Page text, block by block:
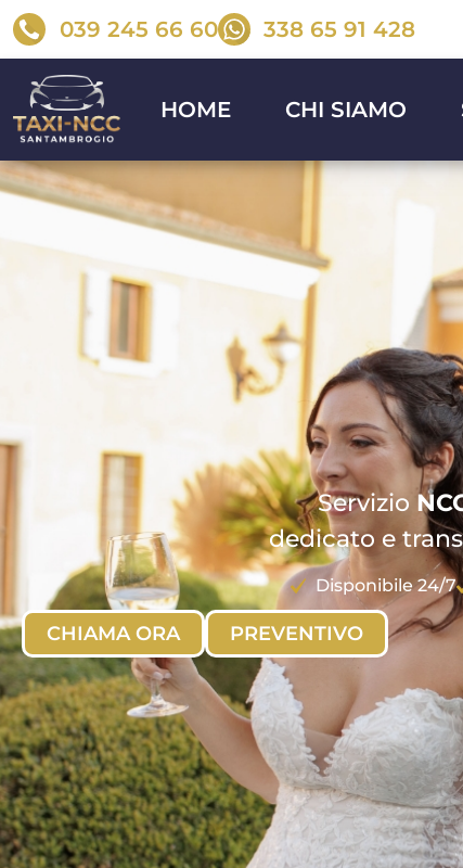
039 245 66 60 338 65 91 428
HOME CHI SIAMO
Servizio
dedicato e
Disponibile 24/7
CHIAMA ORA PREVENTIVO